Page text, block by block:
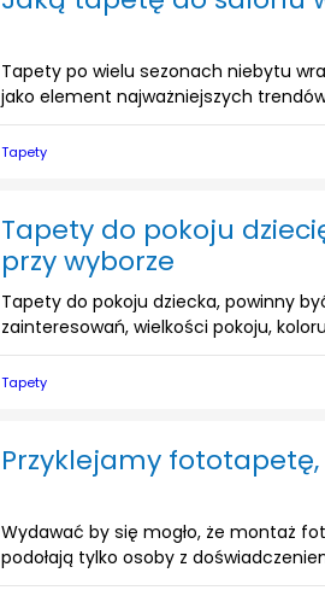
Tapety po wielu sezonach niebytu
jako element najważniejszych
Tapety
Tapety do pokoju
przy wyborze
Tapety do pokoju dziecka, powinny
zainteresowań, wielkości pokoju,
Tapety
Przyklejamy
Wydawać by się mogło, że montaż
podołają tylko osoby z